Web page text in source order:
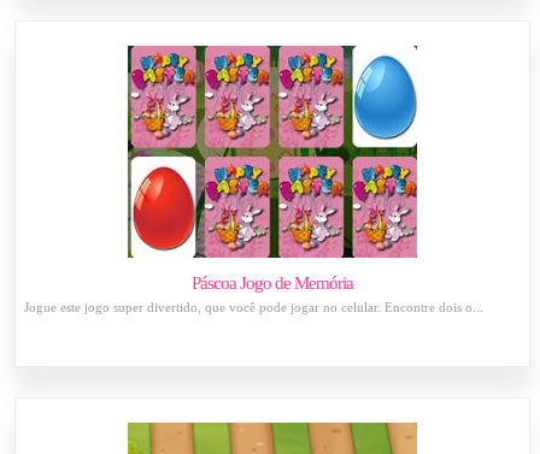
Páscoa Jogo de Memória
Jogue este jogo super divertido, que você pode jogar no celular. Encontre dois o...